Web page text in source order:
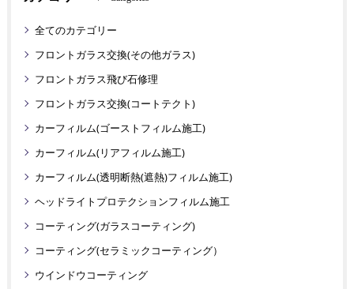
全てのカテゴリー
フロントガラス交換(その他ガラス)
フロントガラス飛び石修理
フロントガラス交換(コートテクト)
カーフィルム(ゴーストフィルム施工)
カーフィルム(リアフィルム施工)
カーフィルム(透明断熱(遮熱)フィルム施工)
ヘッドライトプロテクションフィルム施工
コーティング(ガラスコーティング)
コーティング(セラミックコーティング）
ウインドウコーティング